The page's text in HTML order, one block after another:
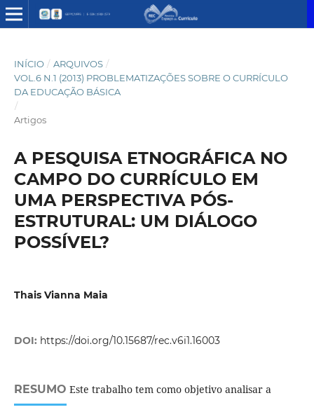
INÍCIO / ARQUIVOS /
VOL.6 N.1 (2013) PROBLEMATIZAÇÕES SOBRE O CURRÍCULO
DA EDUCAÇÃO BÁSICA
/
Artigos
A PESQUISA ETNOGRÁFICA NO
CAMPO DO CURRÍCULO EM
UMA PERSPECTIVA PÓS-
ESTRUTURAL: UM DIÁLOGO
POSSÍVEL?
Thais Vianna Maia
DOI: https://doi.org/10.15687/rec.v6i1.16003
RESUMO Este trabalho tem como objetivo analisar a